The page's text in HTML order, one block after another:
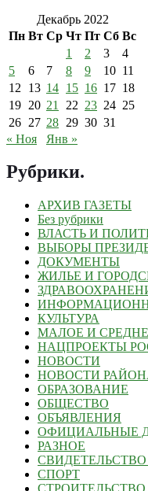
Декабрь 2022
Пн Вт Ср Чт Пт Сб Вс
1
2 3
4
5
6 7 8 9 10 11
12
13 14 15 16 17 18
19 20 21 22 23 24 25
26 27 28 29 30 31
« Ноя
Янв »
Рубрики.
АРХИВ ГАЗЕТЫ
Без рубрики
ВЛАСТЬ И
ВЫБОРЫ
ДОКУМЕНТЫ
ЖИЛЬЕ И
КУЛЬТУРА
МАЛОЕ И
НАЦПРОЕКТЫ
НОВОСТИ
НОВОСТИ
ОБРАЗОВАНИЕ
ОБЩЕСТВО
ОБЪЯВЛЕНИЯ
ОФИЦИАЛЬНЫЕ
РАЗНОЕ
СПОРТ